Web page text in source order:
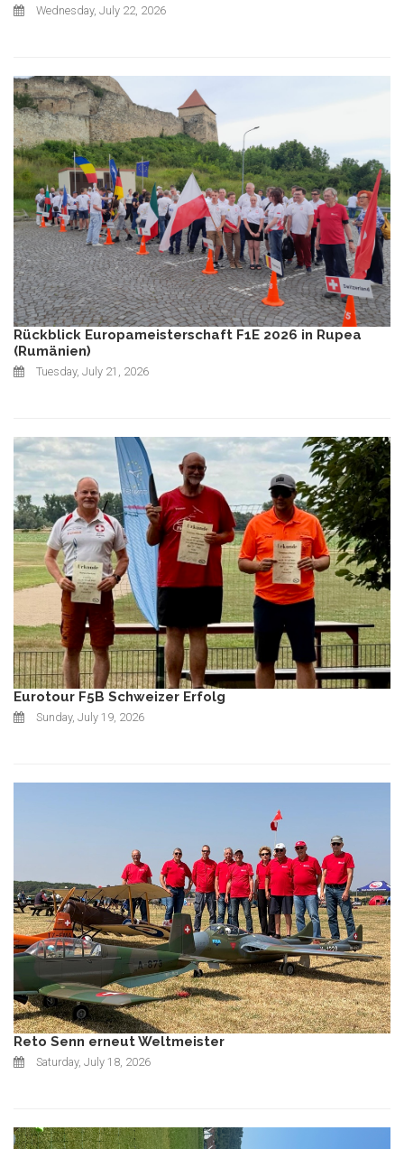
Wednesday, July 22, 2026
Rückblick Europameisterschaft F1E 2026 in Rupea
(Rumänien)
Tuesday, July 21, 2026
Eurotour F5B Schweizer Erfolg
Sunday, July 19, 2026
Reto Senn erneut Weltmeister
Saturday, July 18, 2026